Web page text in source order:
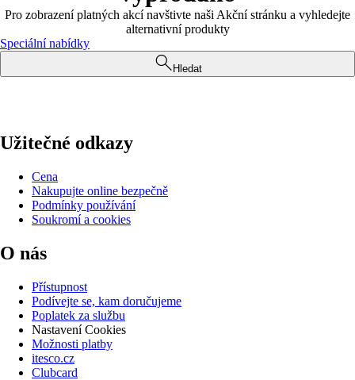
Pro zobrazení platných akcí navštivte naši Akční stránku a vyhledejte
alternativní produkty
Speciální nabídky
Hledat
Užitečné odkazy
Cena
Nakupujte online bezpečně
Podmínky používání
Soukromí a cookies
O nás
Přístupnost
Podívejte se, kam doručujeme
Poplatek za službu
Nastavení Cookies
Možnosti platby
itesco.cz
Clubcard